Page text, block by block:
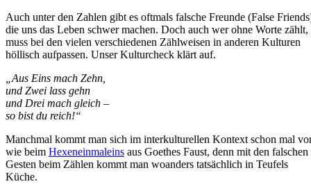
Auch unter den Zahlen gibt es oftmals falsche Freunde (False
die uns das Leben schwer machen. Doch auch wer ohne Worte zählt,
muss bei den vielen verschiedenen Zählweisen in anderen Kulturen
höllisch aufpassen. Unser Kulturcheck klärt auf.
„Aus Eins mach Zehn,
und Zwei lass gehn
und Drei mach gleich –
so bist du reich!“
Manchmal kommt man sich im interkulturellen Kontext schon mal
wie beim Hexeneinmaleins aus Goethes Faust, denn mit den falschen
Gesten beim Zählen kommt man woanders tatsächlich in Teufels
Küche.